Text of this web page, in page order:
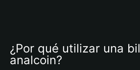
¿Por qué utilizar una
analcoin?